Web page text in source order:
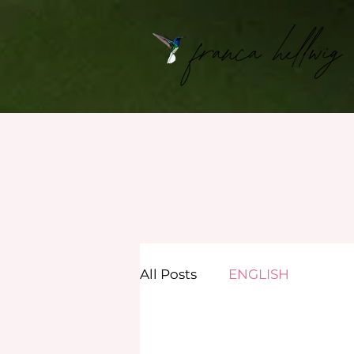
All Posts ENGLISH